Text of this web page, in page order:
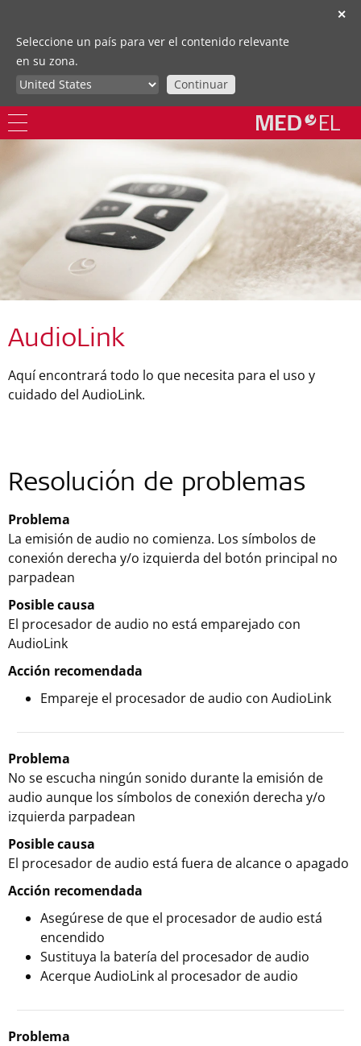
✕
Seleccione un país para ver el contenido relevante
en su zona.
Continuar
AudioLink
Aquí encontrará todo lo que necesita para el uso y
cuidado del AudioLink.
Resolución de problemas
Problema
La emisión de audio no comienza. Los símbolos de
conexión derecha y/o izquierda del botón principal no
parpadean
Posible causa
El procesador de audio no está emparejado con
AudioLink
Acción recomendada
Empareje el procesador de audio con AudioLink
Problema
No se escucha ningún sonido durante la emisión de
audio aunque los símbolos de conexión derecha y/o
izquierda parpadean
Posible causa
El procesador de audio está fuera de alcance o apagado
Acción recomendada
Asegúrese de que el procesador de audio está
encendido
Sustituya la batería del procesador de audio
Acerque AudioLink al procesador de audio
Problema